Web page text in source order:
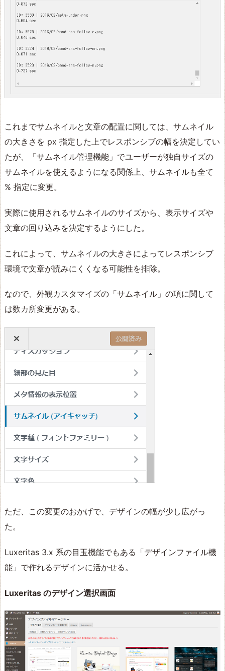
これまでサムネイルと文章の配置に関しては、サムネイル
の大きさを px 指定した上でレスポンシブの幅を決定してい
たが、「サムネイル管理機能」でユーザーが独自サイズの
サムネイルを使えるようになる関係上、サムネイルも全て
% 指定に変更。
実際に使用されるサムネイルのサイズから、表示サイズや
文章の回り込みを決定するようにした。
これによって、サムネイルの大きさによってレスポンシブ
環境で文章が読みにくくなる可能性を排除。
なので、外観カスタマイズの「サムネイル」の項に関して
は数カ所変更がある。
ただ、この変更のおかげで、デザインの幅が少し広がっ
た。
Luxeritas 3.x 系の目玉機能でもある「デザインファイル機
能」で作れるデザインに活かせる。
Luxeritas のデザイン選択画面